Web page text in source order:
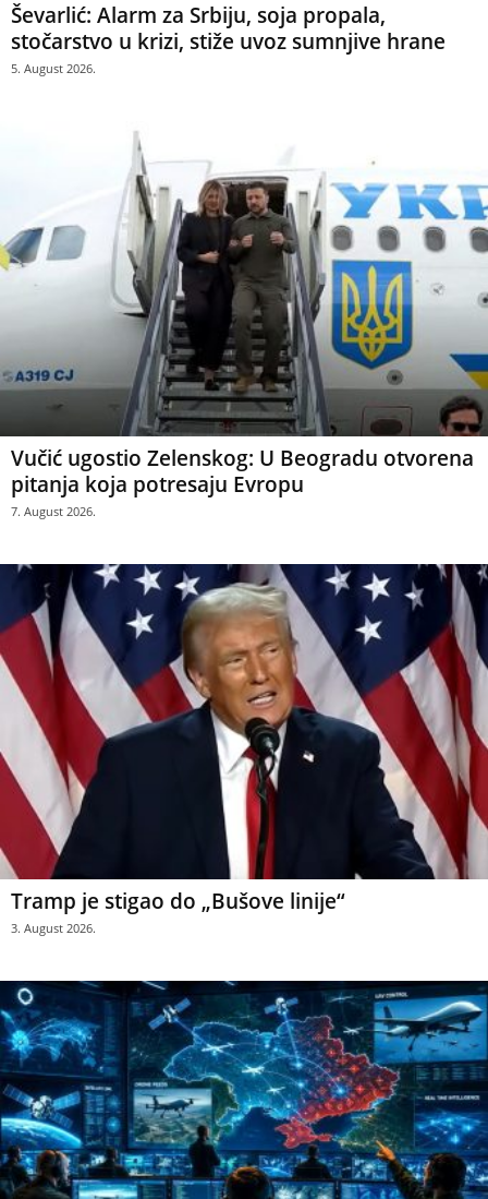
Ševarlić: Alarm za Srbiju, soja propala,
stočarstvo u krizi, stiže uvoz sumnjive hrane
5. August 2026.
Vučić ugostio Zelenskog: U Beogradu otvorena
pitanja koja potresaju Evropu
7. August 2026.
Tramp je stigao do „Bušove linije“
3. August 2026.